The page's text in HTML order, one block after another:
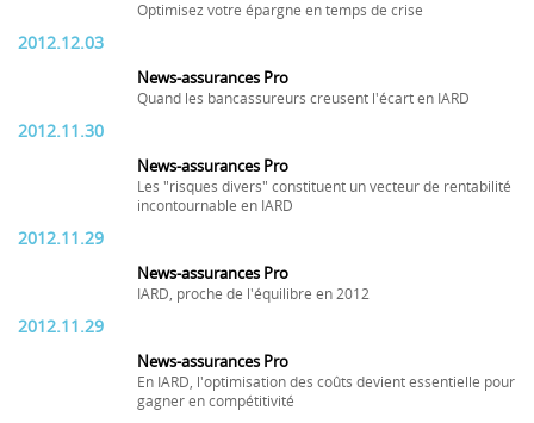
Optimisez votre épargne en temps de crise
2012.12.03
News-assurances Pro
Quand les bancassureurs creusent l'écart en IARD
2012.11.30
News-assurances Pro
Les "risques divers" constituent un vecteur de rentabilité
incontournable en IARD
2012.11.29
News-assurances Pro
IARD, proche de l'équilibre en 2012
2012.11.29
News-assurances Pro
En IARD, l'optimisation des coûts devient essentielle pour
gagner en compétitivité